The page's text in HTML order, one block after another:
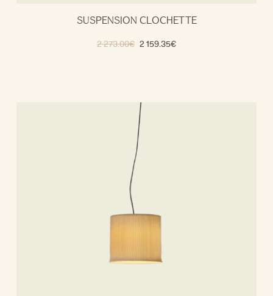
SUSPENSION CLOCHETTE
2 273.00€ 2 159.35€